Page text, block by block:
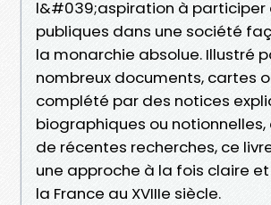
l&#039;aspiration à participer
publiques dans une société
la monarchie absolue. Illustré
nombreux documents, cartes
complété par des notices
biographiques ou notionnelles,
de récentes recherches, ce
une approche à la fois claire
la France au XVIIIe siècle.